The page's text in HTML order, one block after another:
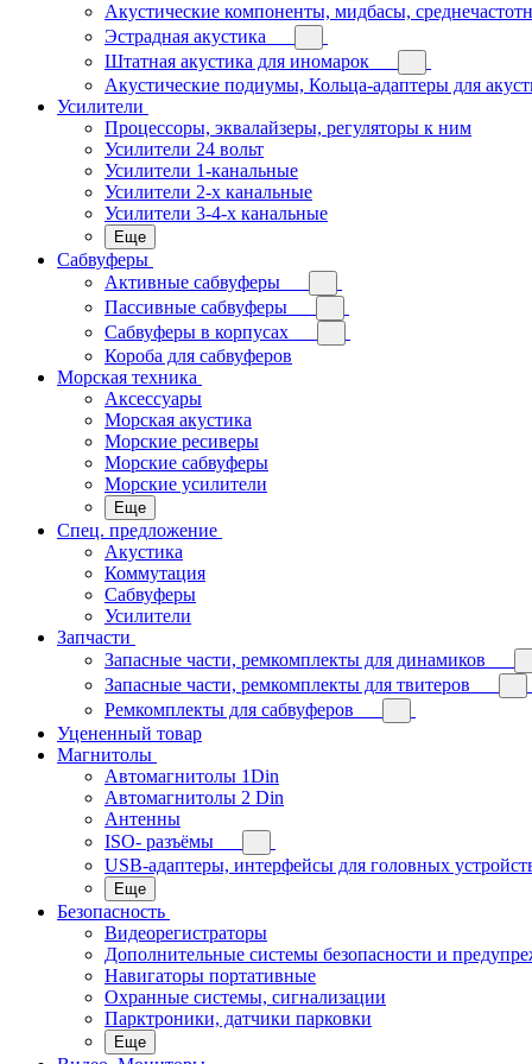
Акустические компоненты, мидбасы,
Эстрадная акустика
Штатная акустика для иномарок
Акустические подиумы, Кольца-адаптеры для
Усилители
Процессоры, эквалайзеры, регуляторы к ним
Усилители 24 вольт
Усилители 1-канальные
Усилители 2-х канальные
Усилители 3-4-х канальные
Еще
Сабвуферы
Активные сабвуферы
Пассивные сабвуферы
Сабвуферы в корпусах
Короба для сабвуферов
Морская техника
Аксессуары
Морская акустика
Морские ресиверы
Морские сабвуферы
Морские усилители
Еще
Спец. предложение
Акустика
Коммутация
Сабвуферы
Усилители
Запчасти
Запасные части, ремкомплекты для динамиков
Запасные части, ремкомплекты для твитеров
Ремкомплекты для сабвуферов
Уцененный товар
Магнитолы
Автомагнитолы 1Din
Автомагнитолы 2 Din
Антенны
ISO- разъёмы
USB-адаптеры, интерфейсы для головных
Еще
Безопасность
Видеорегистраторы
Дополнительные системы безопасности и
Навигаторы портативные
Охранные системы, сигнализации
Парктроники, датчики парковки
Еще